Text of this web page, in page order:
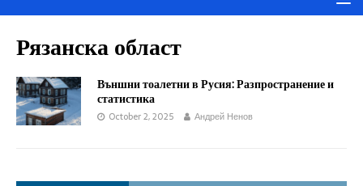
Рязанска област
Външни тоалетни в Русия: Разпространение и
статистика
October 2, 2025 Андрей Ненов